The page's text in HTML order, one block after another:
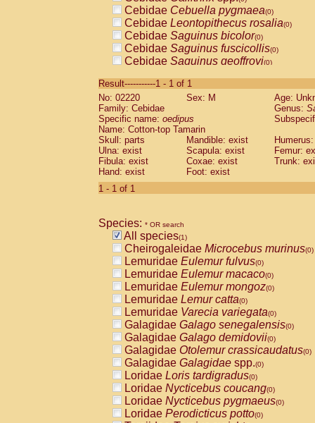
Cebidae Cebuella pygmaea(0)
Cebidae Leontopithecus rosalia(0)
Cebidae Saguinus bicolor(0)
Cebidae Saguinus fuscicollis(0)
Cebidae Saguinus geoffroyi(0)
CebidaeSaguinus labiatus(0)
Cebidae Saguinus leucopus (0)
Cebidae
CebidaeSaguinus mystax
Cebidae Saguinus nigricollis (0)
Cebidae Saguinus oedipus
Cebidae Saguinus weddelli
Cebidae Saguinusspp.
Cebidae
CebidaeCebus capucinus
CebidaeCebus nigrivittatus
CebidaeCebus spp.(0)
CebidaeSaimiri boliviensis(0)
CebidaeSaimiri sciureus(0)
AtelidaeAlouatta caraya(0)
AtelidaeAlouatta fusca(0)
AtelidaeAlouatta seniculus(0)
AtelidaeAlouattaspp.(0)
AtelidaeAteles belzebuth(0)
AtelidaeAteles geoffroyi(0)
AtelidaeAteles paniscus(0)
AtelidaeAtelesspp.(0)
AtelidaeLagothrix lagothricha(0)
AtelidaeLagothrix lagothricha cana
PitheciidaeCacajao calvus
Result-----------1 - 1 of 1
No: 02220
Sex: M
Age:
Family: Cebidae
Genus:
Specific name: oedipus
Name: Cotton-top Tamarin
Skull: parts
Mandible: exist
Ulna: exist
Scapula: exist
Femur:
Fibula: exist
Coxae: exist
Trunk:
Hand: exist
Foot: exist
1 - 1 of 1
Species: * OR search
All species(1)
Cheirogaleidae Microcebus murinus(0)
Lemuridae Eulemur fulvus(0)
Lemuridae Eulemur macaco(0)
Lemuridae Eulemur mongoz(0)
Lemuridae Lemur catta(0)
Lemuridae Varecia variegata(0)
Galagidae Galago senegalensis(0)
Galagidae Galago demidovii(0)
Galagidae Otolemur crassicaudatus(0)
Galagidae Galagidae spp.(0)
Loridae Loris tardigradus(0)
Loridae Nycticebus coucang(0)
Loridae Nycticebus pygmaeus(0)
Loridae Perodicticus potto(0)